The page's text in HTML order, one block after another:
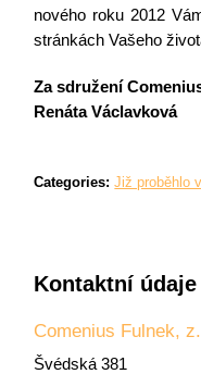
nového roku 2012
stránkách Vašeho
Za sdružení
Renáta Václavková
Categories: Již proběhlo
Kontaktní údaje
Comenius Fulnek,
Švédská 381